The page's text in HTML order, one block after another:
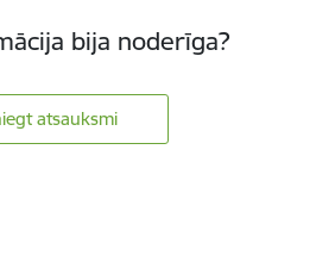
bija noderīga?
atsauksmi